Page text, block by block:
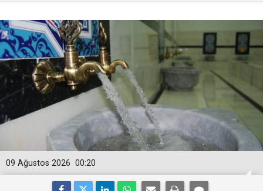
00:20
09 Ağustos 2026